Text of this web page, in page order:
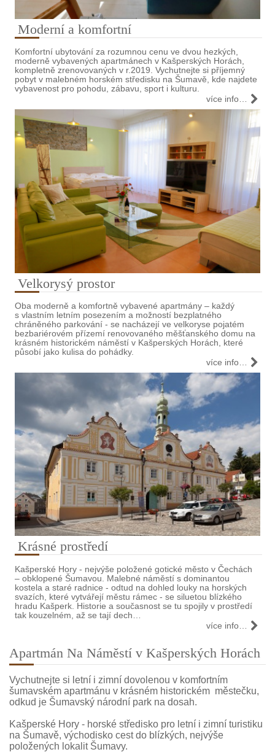
Moderní a komfortní
Komfortní ubytování za rozumnou cenu ve dvou hezkých,
moderně vybavených apartmánech v Kašperských Horách,
kompletně zrenovovaných v r.2019. Vychutnejte si příjemný
pobyt v malebném horském středisku na Šumavě, kde najdete
vybavenost pro pohodu, zábavu, sport i kulturu.
více info…
Velkorysý prostor
Oba moderně a komfortně vybavené apartmány – každý
s vlastním letním posezením a možností bezplatného
chráněného parkování - se nacházejí ve velkoryse pojatém
bezbariérovém přízemí renovovaného měšťanského domu na
krásném historickém náměstí v Kašperských Horách, které
působí jako kulisa do pohádky.
více info…
Krásné prostředí
Kašperské Hory - nejvýše položené gotické město v Čechách
– obklopené Šumavou. Malebné náměstí s dominantou
kostela a staré radnice - odtud na dohled louky na horských
svazích, které vytvářejí městu rámec - se siluetou blízkého
hradu Kašperk. Historie a současnost se tu spojily v prostředí
tak kouzelném, až se tají dech…
více info…
Apartmán Na Náměstí v Kašperských Horách
Vychutnejte si letní i zimní dovolenou v komfortním
šumavském apartmánu v krásném historickém městečku,
odkud je Šumavský národní park na dosah.
Kašperské Hory - horské středisko pro letní i zimní turistiku
na Šumavě, východisko cest do blízkých, nejvýše
položených lokalit Šumavy.